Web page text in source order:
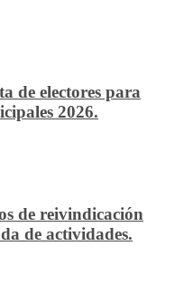
de electores para
2026.
de reivindicación
de actividades.